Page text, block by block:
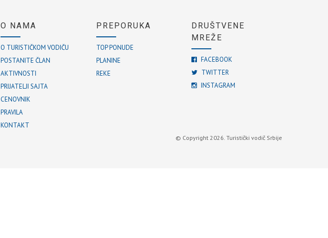
O NAMA
O TURISTIČKOM VODIČU
POSTANITE ČLAN
AKTIVNOSTI
PRIJATELJI SAJTA
CENOVNIK
PRAVILA
KONTAKT
PREPORUKA
TOP PONUDE
PLANINE
REKE
DRUŠTVENE
MREŽE
FACEBOOK
TWITTER
INSTAGRAM
© Copyright 2026. Turistički vodič Srbije